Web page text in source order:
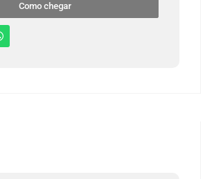
Como chegar